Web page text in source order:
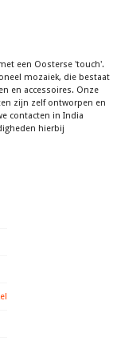
een Oosterse 'touch'.
mozaiek, die bestaat
en accessoires. Onze
zijn zelf ontworpen en
contacten in India
hierbij